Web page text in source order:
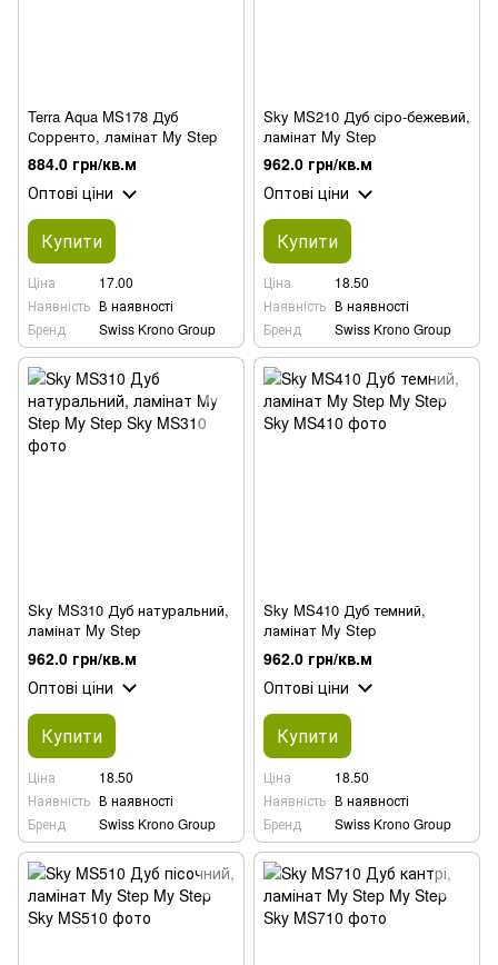
Terra Aqua MS178 Дуб
Сорренто, ламінат My Step
884.0 грн/кв.м
Оптові ціни
Купити
Ціна
17.00
Наявність В наявності
Бренд
Swiss Krono Group
Sky MS210 Дуб сіро-бежевий,
ламінат My Step
962.0 грн/кв.м
Оптові ціни
Купити
Ціна
18.50
Наявність В наявності
Бренд
Swiss Krono Group
Sky MS310 Дуб натуральний,
ламінат My Step
962.0 грн/кв.м
Оптові ціни
Купити
Ціна
18.50
Наявність В наявності
Бренд
Swiss Krono Group
Sky MS410 Дуб темний,
ламінат My Step
962.0 грн/кв.м
Оптові ціни
Купити
Ціна
18.50
Наявність В наявності
Бренд
Swiss Krono Group